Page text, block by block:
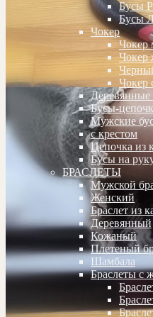
Бусы
Бусы
Чокер
Чокер
Чокер
Чокер
Деревянные
Бусы-
Мужские
с крестом
Цепочка из
Бусы на
БРАСЛЕТЫ
Мужской
Женский
Браслет из
Деревянный
Кожаный
Плетеный
Шамбала
Браслеты с